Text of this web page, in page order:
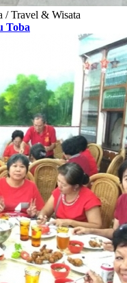
/ Travel & Wisata
Toba